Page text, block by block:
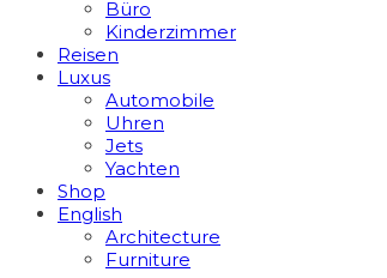
Büro
Kinderzimmer
Reisen
Luxus
Automobile
Uhren
Jets
Yachten
Shop
English
Architecture
Furniture